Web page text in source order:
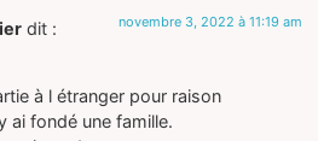
dit : novembre 3, 2022 à 11:19 am
à l étranger pour raison
ai fondé une famille.